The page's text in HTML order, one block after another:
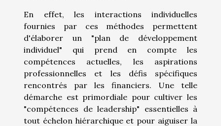
En effet, les interactions individuelles
fournies par ces méthodes permettent
d'élaborer un "plan de développement
individuel" qui prend en compte les
compétences actuelles, les aspirations
professionnelles et les défis spécifiques
rencontrés par les financiers. Une telle
démarche est primordiale pour cultiver les
"compétences de leadership" essentielles à
tout échelon hiérarchique et pour aiguiser la